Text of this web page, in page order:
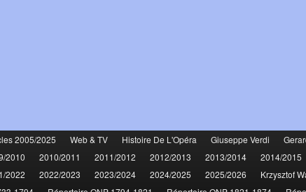
2005/2025 Web & TV Histoire De L'Opéra Giuseppe Verdi
2010 2010/2011 2011/2012 2012/2013 2013/2014 2014/2015
2022 2022/2023 2023/2024 2024/2025 2025/2026 Krzysztof